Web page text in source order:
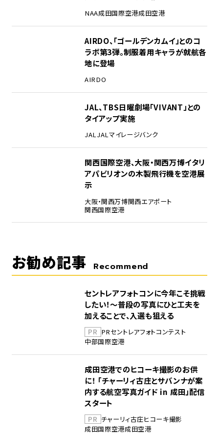
NAA成田国際空港成田空港
AIRDO、「ゴールデンカムイ」とのコ
ラボ第3弾。制服着用キャラが就航各
地に登場
AIRDO
JAL、TBS日曜劇場「VIVANT」との
タイアップ実施
JALJALマイレージバンク
関西国際空港、大阪・関西万博イタリ
アパビリオンの木製飛行機を空港展
示
大阪・関西万博関西エアポート
関西国際空港
お勧め記事 Recommend
セントレアフォトコンに今年こそ挑戦
したい！～普段の写真にひと工夫を
加えることで、入選も狙える
PR PRセントレアフォトコンテスト
中部国際空港
成田空港でのヒコーキ撮影のお供
に！ 「チャーリィ古庄とサバンナが案
内する航空写真ガイド in 成田」配信
スタート
PR チャーリィ古庄ヒコーキ撮影
成田国際空港成田空港